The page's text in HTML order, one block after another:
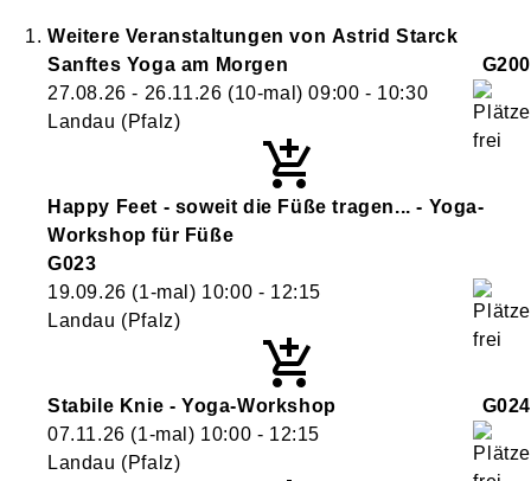
Weitere Veranstaltungen von AstridStarck
Sanftes Yoga am Morgen
G200
27.08.26 - 26.11.26 (10-mal)09:00 - 10:30
Landau (Pfalz)
Happy Feet - soweit die Füße tragen... - Yoga-
Workshop für Füße
G023
19.09.26 (1-mal) 10:00 - 12:15
Landau (Pfalz)
Stabile Knie - Yoga-Workshop
G024
07.11.26 (1-mal) 10:00 - 12:15
Landau (Pfalz)